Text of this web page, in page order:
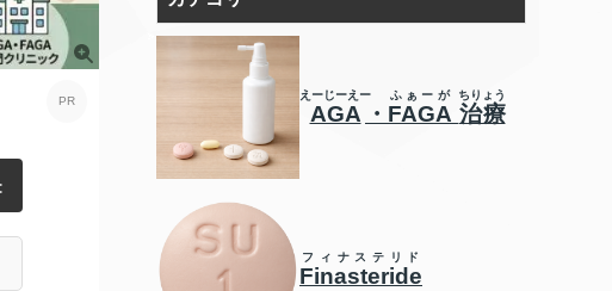
AGA
えーじーえー
・ FAGA
ふぁーが
治療
ちりょう
Finasteride
フィナステリド